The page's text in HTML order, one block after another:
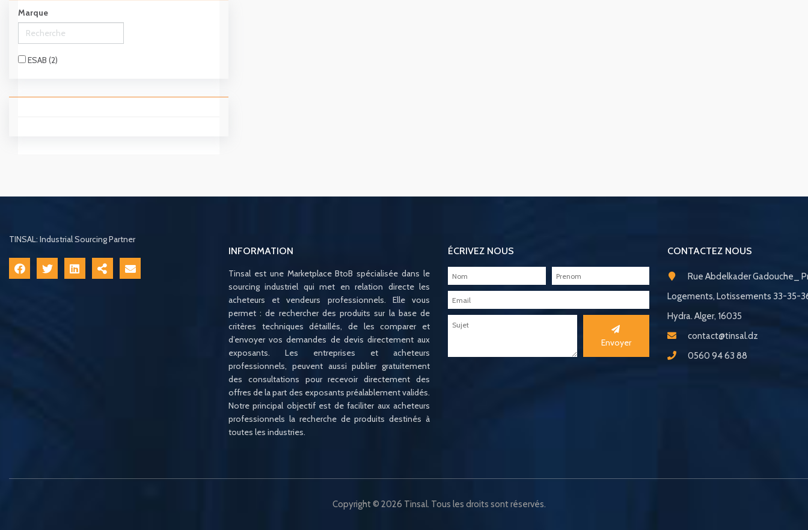
Marque
ESAB (2)
TINSAL: Industrial Sourcing Partner
INFORMATION
Tinsal est une Marketplace BtoB spécialisée dans le
sourcing industriel qui met en relation directe les
acheteurs et vendeurs professionnels. Elle vous
permet : de rechercher des produits sur la base de
critères techniques détaillés, de les comparer et
d’envoyer vos demandes de devis directement aux
exposants. Les entreprises et acheteurs
professionnels, peuvent aussi publier gratuitement
des consultations pour recevoir directement des
offres de la part des exposants préalablement validés.
Notre principal objectif est de faciliter aux acheteurs
professionnels la recherche de produits destinés à
toutes les industries.
ÉCRIVEZ NOUS
Envoyer
CONTACTEZ NOUS
Rue Abdelkader Gadouche_
Logements, Lotissements 33-35-
Hydra. Alger, 16035
contact@tinsal.dz
0560 94 63 88
Copyright © 2026 Tinsal. Tous les droits sont réservés.